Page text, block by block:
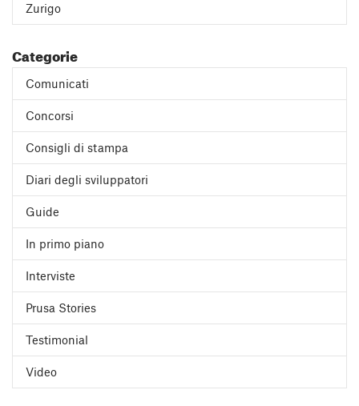
Zurigo
Categorie
Comunicati
Concorsi
Consigli di stampa
Diari degli sviluppatori
Guide
In primo piano
Interviste
Prusa Stories
Testimonial
Video